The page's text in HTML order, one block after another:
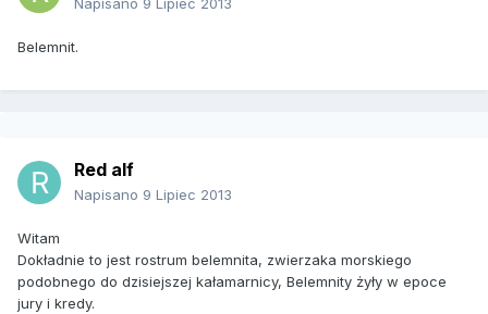
Belemnit.
Red alf
Napisano 9 Lipiec 2013
Witam
Dokładnie to jest rostrum belemnita, zwierzaka morskiego
podobnego do dzisiejszej kałamarnicy, Belemnity żyły w epoce
jury i kredy.